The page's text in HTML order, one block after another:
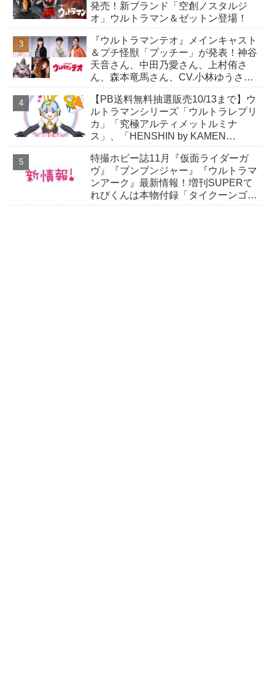
発売！新ブランド「空創ノスタルジ
オ」ウルトラマン＆ゼットン登場！
『ウルトラマンテオ』メインキャスト
＆プチ怪獣「プッチー」が発表！神谷
天音さん、中田乃愛さん、上村侑さ
ん、森本竜馬さん、CV.小林ゆうさ
【PB送料無料抽選販売10/13まで】ウ
ルトラマンシリーズ「ウルトラレプリ
カ」「究極アルティメットルミナ
ス」、「HENSHIN by KAMEN
特撮ホビー誌11月『仮面ライダーガ
ヴ』『ブンブンジャー』『ウルトラマ
ンアーク』最新情報！増刊SUPERて
れびくんは本物付録「タイクーンゴチ